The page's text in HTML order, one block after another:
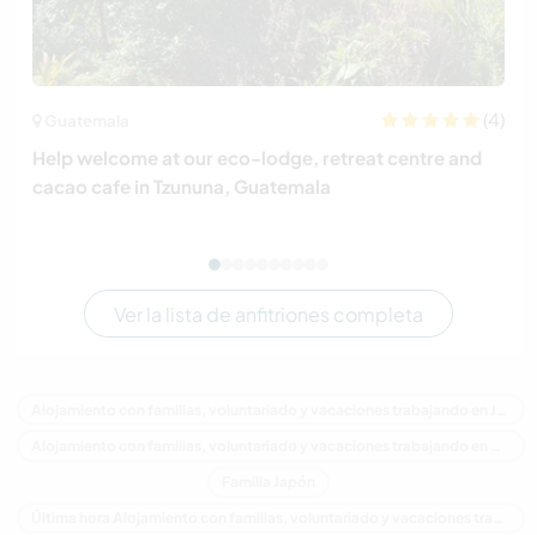
(4)
Help welcome at our eco-lodge, retreat centre and
cacao cafe in Tzununa, Guatemala
Ver la lista de anfitriones completa